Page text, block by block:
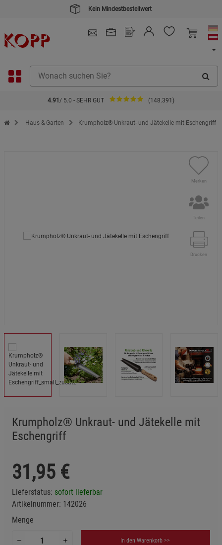
Kein Mindestbestellwert
4.91 / 5.0 - SEHR GUT (148.391)
Zur Startseite des Kopp Verlag Online-Shop
Haus & Garten Krumpholz® Unkraut- und Jätekelle mit Eschengriff
Merken
Teilen
Drucken
Krumpholz® Unkraut- und Jätekelle mit
Eschengriff
31,95 €
Lieferstatus: sofort lieferbar
Artikelnummer: 142026
Menge
In den Warenkorb >>